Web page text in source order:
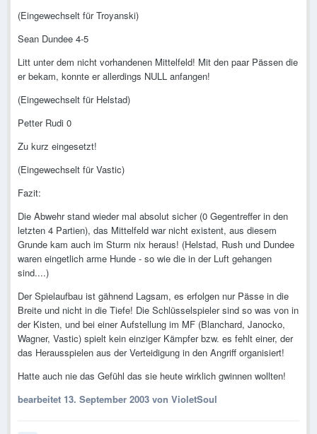
(Eingewechselt für Troyanski)
Sean Dundee 4-5
Litt unter dem nicht vorhandenen Mittelfeld! Mit den paar Pässen die
er bekam, konnte er allerdings NULL anfangen!
(Eingewechselt für Helstad)
Petter Rudi 0
Zu kurz eingesetzt!
(Eingewechselt für Vastic)
Fazit:
Die Abwehr stand wieder mal absolut sicher (0 Gegentreffer in den
letzten 4 Partien), das Mittelfeld war nicht existent, aus diesem
Grunde kam auch im Sturm nix heraus! (Helstad, Rush und Dundee
waren eingetlich arme Hunde - so wie die in der Luft gehangen
sind....)
Der Spielaufbau ist gähnend Lagsam, es erfolgen nur Pässe in die
Breite und nicht in die Tiefe! Die Schlüsselspieler sind so was von in
der Kisten, und bei einer Aufstellung im MF (Blanchard, Janocko,
Wagner, Vastic) spielt kein einziger Kämpfer bzw. es fehlt einer, der
das Herausspielen aus der Verteidigung in den Angriff organisiert!
Hatte auch nie das Gefühl das sie heute wirklich gwinnen wollten!
bearbeitet 13. September 2003 von VioletSoul